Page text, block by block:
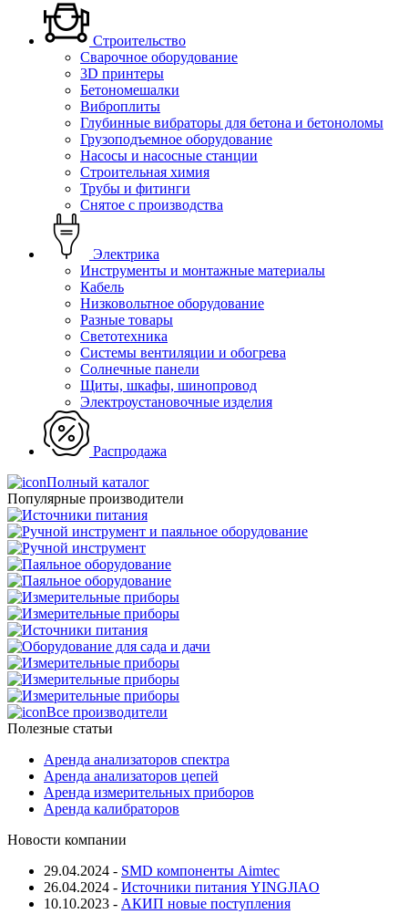
Строительство
Сварочное оборудование
3D принтеры
Бетономешалки
Виброплиты
Глубинные вибраторы для бетона и бетоноломы
Грузоподъемное оборудование
Насосы и насосные станции
Строительная химия
Трубы и фитинги
Снятое с производства
Электрика
Инструменты и монтажные материалы
Кабель
Низковольтное оборудование
Разные товары
Светотехника
Системы вентиляции и обогрева
Солнечные панели
Щиты, шкафы, шинопровод
Электроустановочные изделия
Распродажа
Полный каталог
Популярные производители
Все производители
Полезные статьи
Аренда анализаторов спектра
Аренда анализаторов цепей
Аренда измерительных приборов
Аренда калибраторов
Новости компании
29.04.2024 - SMD компоненты Aimtec
26.04.2024 - Источники питания YINGJIAO
10.10.2023 - АКИП новые поступления